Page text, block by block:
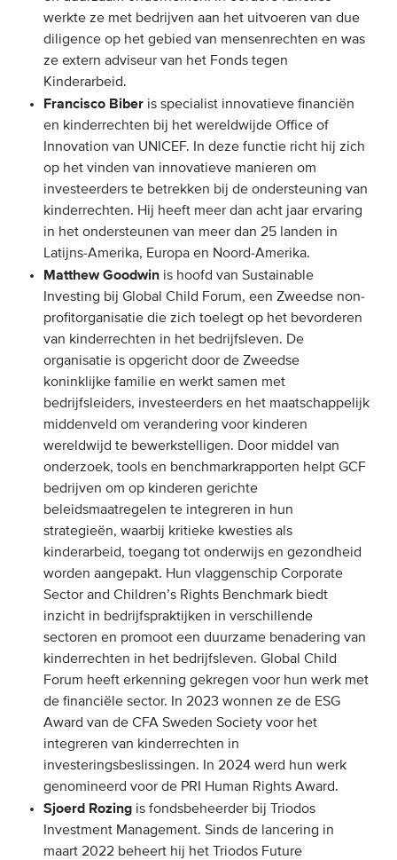
werkte ze met bedrijven aan het uitvoeren van due
diligence op het gebied van mensenrechten en was
ze extern adviseur van het Fonds tegen
Kinderarbeid.
Francisco Biber is specialist innovatieve financiën
en kinderrechten bij het wereldwijde Office of
Innovation van UNICEF. In deze functie richt hij zich
op het vinden van innovatieve manieren om
investeerders te betrekken bij de ondersteuning van
kinderrechten. Hij heeft meer dan acht jaar ervaring
in het ondersteunen van meer dan 25 landen in
Latijns-Amerika, Europa en Noord-Amerika.
Matthew Goodwin is hoofd van Sustainable
Investing bij Global Child Forum, een Zweedse non-
profitorganisatie die zich toelegt op het bevorderen
van kinderrechten in het bedrijfsleven. De
organisatie is opgericht door de Zweedse
koninklijke familie en werkt samen met
bedrijfsleiders, investeerders en het maatschappelijk
middenveld om verandering voor kinderen
wereldwijd te bewerkstelligen. Door middel van
onderzoek, tools en benchmarkrapporten helpt GCF
bedrijven om op kinderen gerichte
beleidsmaatregelen te integreren in hun
strategieën, waarbij kritieke kwesties als
kinderarbeid, toegang tot onderwijs en gezondheid
worden aangepakt. Hun vlaggenschip Corporate
Sector and Children’s Rights Benchmark biedt
inzicht in bedrijfspraktijken in verschillende
sectoren en promoot een duurzame benadering van
kinderrechten in het bedrijfsleven. Global Child
Forum heeft erkenning gekregen voor hun werk met
de financiële sector. In 2023 wonnen ze de ESG
Award van de CFA Sweden Society voor het
integreren van kinderrechten in
investeringsbeslissingen. In 2024 werd hun werk
genomineerd voor de PRI Human Rights Award.
Sjoerd Rozing is fondsbeheerder bij Triodos
Investment Management. Sinds de lancering in
maart 2022 beheert hij het Triodos Future